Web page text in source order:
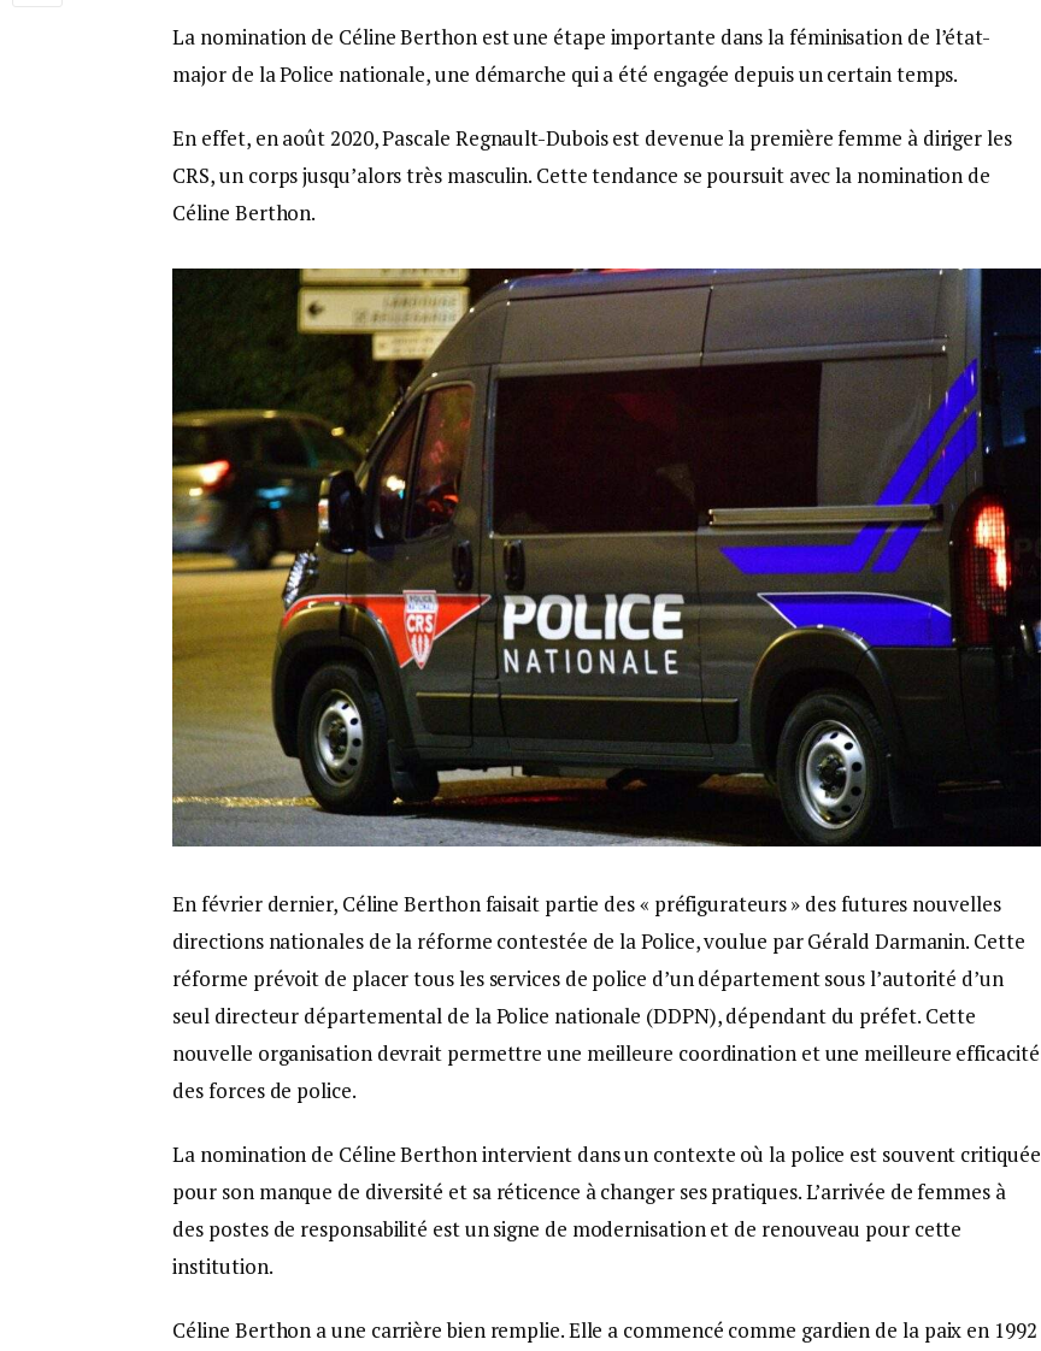
La nomination de Céline Berthon est une étape importante dans la féminisation de l’état-
major de la Police nationale, une démarche qui a été engagée depuis un certain temps.
En effet, en août 2020, Pascale Regnault-Dubois est devenue la première femme à diriger les
CRS, un corps jusqu’alors très masculin. Cette tendance se poursuit avec la nomination de
Céline Berthon.
En février dernier, Céline Berthon faisait partie des « préfigurateurs » des futures nouvelles
directions nationales de la réforme contestée de la Police, voulue par Gérald Darmanin. Cette
réforme prévoit de placer tous les services de police d’un département sous l’autorité d’un
seul directeur départemental de la Police nationale (DDPN), dépendant du préfet. Cette
nouvelle organisation devrait permettre une meilleure coordination et une meilleure efficacité
des forces de police.
La nomination de Céline Berthon intervient dans un contexte où la police est souvent critiquée
pour son manque de diversité et sa réticence à changer ses pratiques. L’arrivée de femmes à
des postes de responsabilité est un signe de modernisation et de renouveau pour cette
institution.
Céline Berthon a une carrière bien remplie. Elle a commencé comme gardien de la paix en 1992